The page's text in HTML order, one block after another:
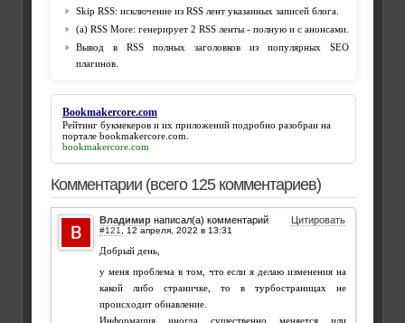
Skip RSS: исключение из RSS лент указанных записей блога.
(a) RSS More: генерирует 2 RSS ленты - полную и с анонсами.
Вывод в RSS полных заголовков из популярных SEO
плагинов.
Bookmakercore.com
Рейтинг букмекеров и их приложений подробно разобран на
портале bookmakercore.com
bookmakercore.com
Комментарии (всего 125 комментариев)
Владимир написал(а) комментарий Цитировать
#121,
Добрый день,
у меня проблема в том, что если я делаю изменения на
какой либо страничке, то в турбостраницах не
происходит обнавление.
Информация иногда существенно меняется или